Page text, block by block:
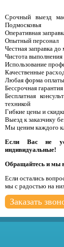
Срочный выезд
Подмосковья
Оперативная
Опытный персонал
Честная заправка
Чистота
Использование
Качественные
Любая форма
Бессрочная
Бесплатная
техникой
Гибкие цены и
Выезд к заказчику
Мы ценим каждого
Если Вас не
индивидуальные!
Обращайтесь и мы
Если остались
мы с радостью на
Заказать